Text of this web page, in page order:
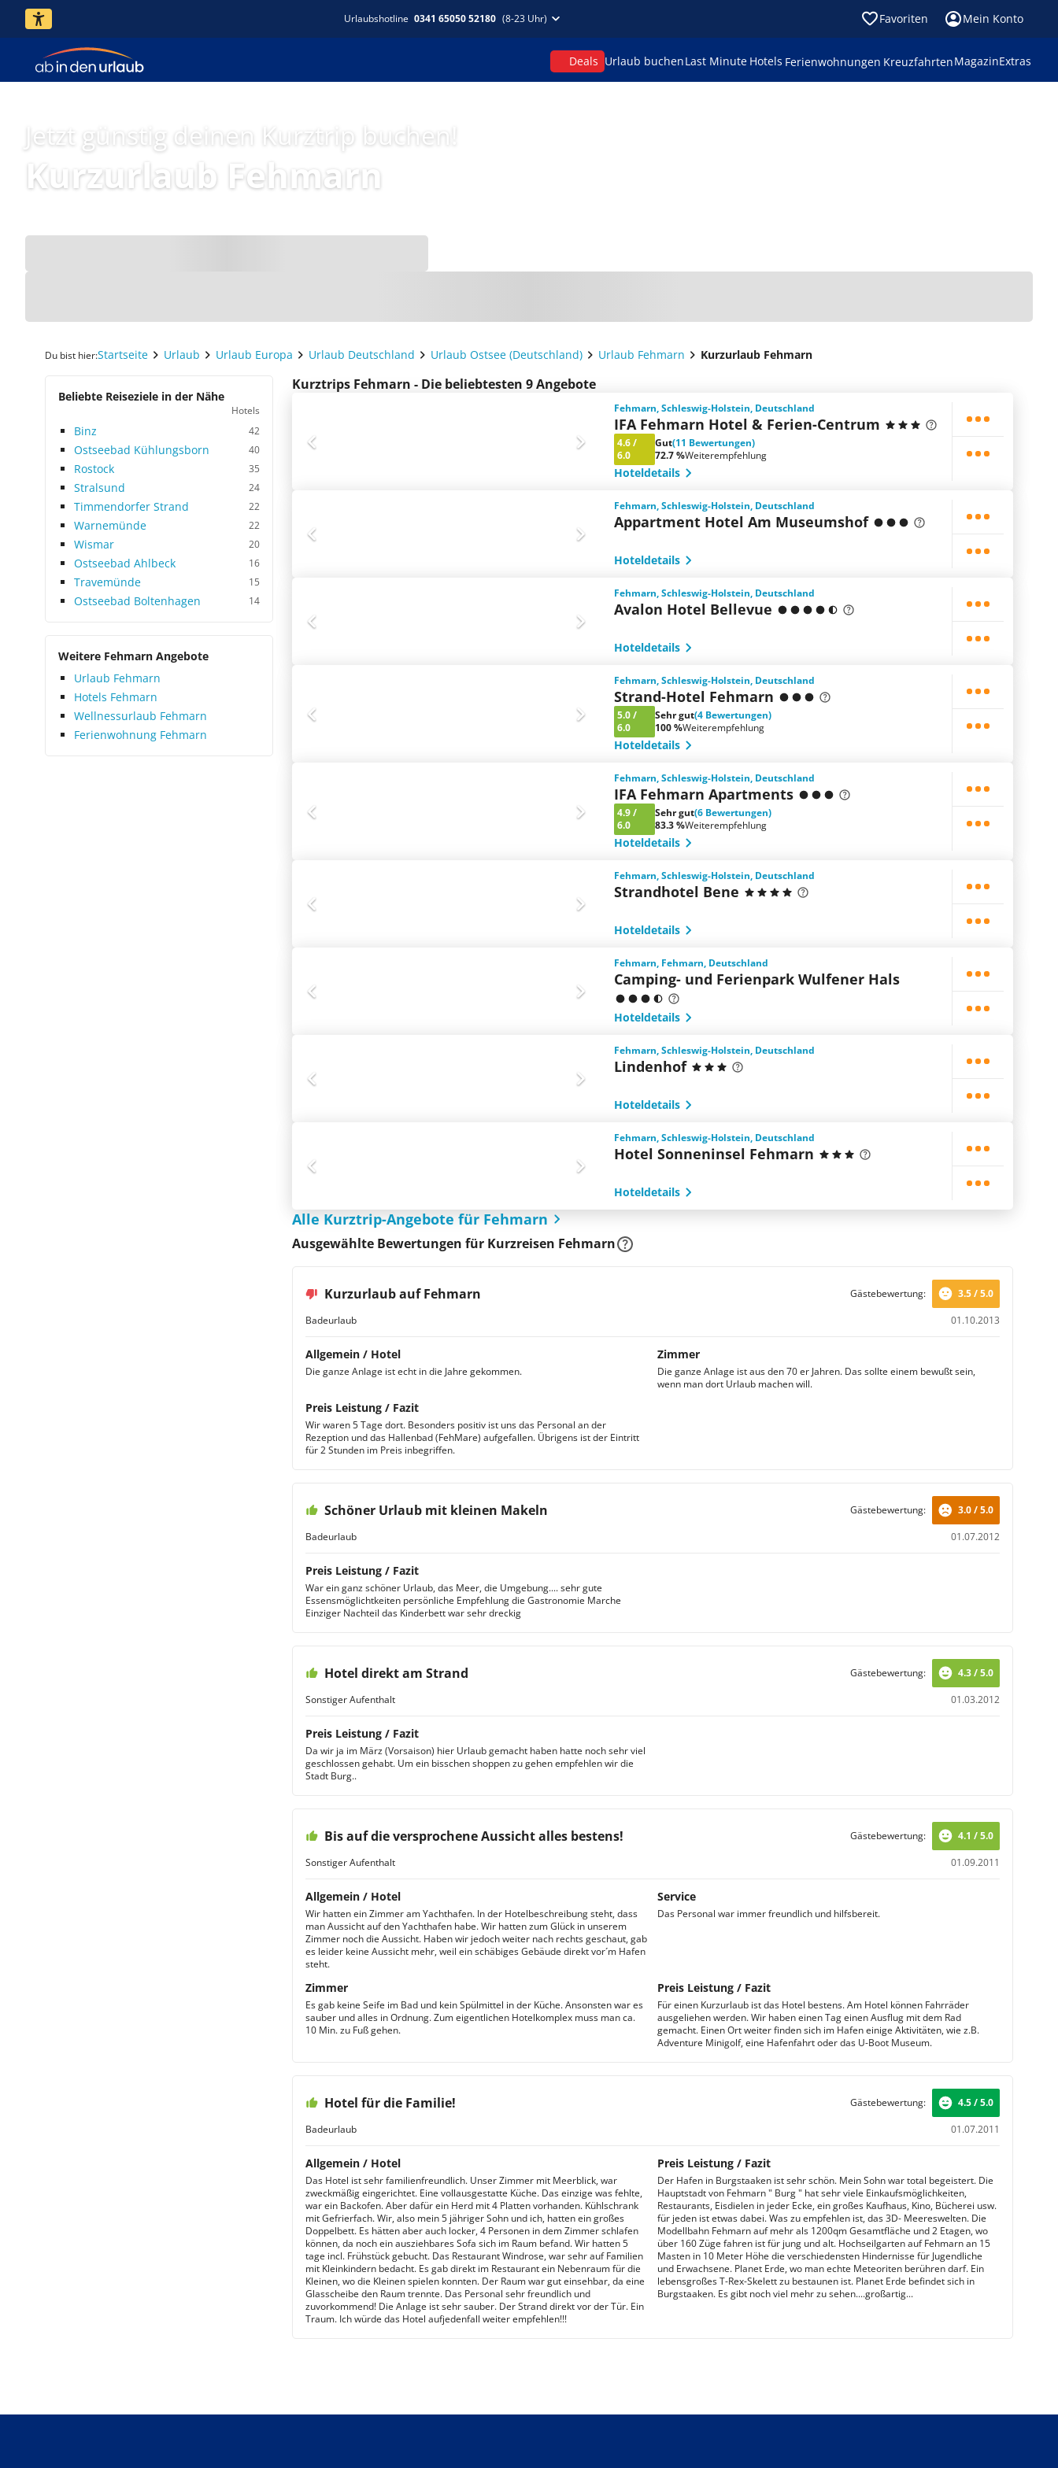
Urlaubshotline 0341 65050 52180 (8-23 Uhr) Favoriten Mein Konto
Deals Urlaub buchenLast Minute Hotels Ferienwohnungen KreuzfahrtenMagazinExtras
Jetzt günstig deinen Kurztrip buchen!
Kurzurlaub Fehmarn
Du bist hier:Startseite Urlaub Urlaub Europa Urlaub Deutschland Urlaub Ostsee (Deutschland) Urlaub Fehmarn Kurzurlaub Fehmarn
Beliebte Reiseziele in der Nähe
Hotels
Binz 42
Ostseebad Kühlungsborn 40
Rostock 35
Stralsund 24
Timmendorfer Strand 22
Warnemünde 22
Wismar 20
Ostseebad Ahlbeck 16
Travemünde 15
Ostseebad Boltenhagen 14
Weitere Fehmarn Angebote
Urlaub Fehmarn
Hotels Fehmarn
Wellnessurlaub Fehmarn
Ferienwohnung Fehmarn
Kurztrips Fehmarn - Die beliebtesten 9 Angebote
Fehmarn, Schleswig-Holstein, Deutschland
IFA Fehmarn Hotel & Ferien-Centrum
4.6/
6.0
Gut(11 Bewertungen)
72.7 %Weiterempfehlung
Hoteldetails
Fehmarn, Schleswig-Holstein, Deutschland
Appartment Hotel Am Museumshof
Hoteldetails
Fehmarn, Schleswig-Holstein, Deutschland
Avalon Hotel Bellevue
Hoteldetails
Fehmarn, Schleswig-Holstein, Deutschland
Strand-Hotel Fehmarn
5.0/
6.0
Sehr gut(4 Bewertungen)
100 %Weiterempfehlung
Hoteldetails
Fehmarn, Schleswig-Holstein, Deutschland
IFA Fehmarn Apartments
4.9/
6.0
Sehr gut(6 Bewertungen)
83.3 %Weiterempfehlung
Hoteldetails
Fehmarn, Schleswig-Holstein, Deutschland
Strandhotel Bene
Hoteldetails
Fehmarn, Fehmarn, Deutschland
Camping- und Ferienpark Wulfener Hals
Hoteldetails
Fehmarn, Schleswig-Holstein, Deutschland
Lindenhof
Hoteldetails
Fehmarn, Schleswig-Holstein, Deutschland
Hotel Sonneninsel Fehmarn
Hoteldetails
Alle Kurztrip-Angebote für Fehmarn
Ausgewählte Bewertungen für Kurzreisen Fehmarn
Kurzurlaub auf Fehmarn
Badeurlaub 01.10.2013
Gästebewertung: 3.5 / 5.0
Allgemein / Hotel
Die ganze Anlage ist echt in die Jahre gekommen.
Zimmer
Die ganze Anlage ist aus den 70 er Jahren. Das sollte einem bewußt sein,
wenn man dort Urlaub machen will.
Preis Leistung / Fazit
Wir waren 5 Tage dort. Besonders positiv ist uns das Personal an der
Rezeption und das Hallenbad (FehMare) aufgefallen. Übrigens ist der Eintritt
für 2 Stunden im Preis inbegriffen.
Schöner Urlaub mit kleinen Makeln
Badeurlaub 01.07.2012
Gästebewertung: 3.0 / 5.0
Preis Leistung / Fazit
War ein ganz schöner Urlaub, das Meer, die Umgebung.... sehr gute
Essensmöglichtkeiten persönliche Empfehlung die Gastronomie Marche
Einziger Nachteil das Kinderbett war sehr dreckig
Hotel direkt am Strand
Sonstiger Aufenthalt 01.03.2012
Gästebewertung: 4.3 / 5.0
Preis Leistung / Fazit
Da wir ja im März (Vorsaison) hier Urlaub gemacht haben hatte noch sehr viel
geschlossen gehabt. Um ein bisschen shoppen zu gehen empfehlen wir die
Stadt Burg..
Bis auf die versprochene Aussicht alles bestens!
Sonstiger Aufenthalt 01.09.2011
Gästebewertung: 4.1 / 5.0
Allgemein / Hotel
Wir hatten ein Zimmer am Yachthafen. In der Hotelbeschreibung steht, dass
man Aussicht auf den Yachthafen habe. Wir hatten zum Glück in unserem
Zimmer noch die Aussicht. Haben wir jedoch weiter nach rechts geschaut, gab
es leider keine Aussicht mehr, weil ein schäbiges Gebäude direkt vor´m Hafen
steht.
Service
Das Personal war immer freundlich und hilfsbereit.
Zimmer
Es gab keine Seife im Bad und kein Spülmittel in der Küche. Ansonsten war es
sauber und alles in Ordnung. Zum eigentlichen Hotelkomplex muss man ca.
10 Min. zu Fuß gehen.
Preis Leistung / Fazit
Für einen Kurzurlaub ist das Hotel bestens. Am Hotel können Fahrräder
ausgeliehen werden. Wir haben einen Tag einen Ausflug mit dem Rad
gemacht. Einen Ort weiter finden sich im Hafen einige Aktivitäten, wie z.B.
Adventure Minigolf, eine Hafenfahrt oder das U-Boot Museum.
Hotel für die Familie!
Badeurlaub 01.07.2011
Gästebewertung: 4.5 / 5.0
Allgemein / Hotel
Das Hotel ist sehr familienfreundlich. Unser Zimmer mit Meerblick, war
zweckmäßig eingerichtet. Eine vollausgestatte Küche. Das einzige was fehlte,
war ein Backofen. Aber dafür ein Herd mit 4 Platten vorhanden. Kühlschrank
mit Gefrierfach. Wir, also mein 5 jähriger Sohn und ich, hatten ein großes
Doppelbett. Es hätten aber auch locker, 4 Personen in dem Zimmer schlafen
können, da noch ein ausziehbares Sofa sich im Raum befand. Wir hatten 5
tage incl. Frühstück gebucht. Das Restaurant Windrose, war sehr auf Familien
mit Kleinkindern bedacht. Es gab direkt im Restaurant ein Nebenraum für die
Kleinen, wo die Kleinen spielen konnten. Der Raum war gut einsehbar, da eine
Glasscheibe den Raum trennte. Das Personal sehr freundlich und
zuvorkommend! Die Anlage ist sehr sauber. Der Strand direkt vor der Tür. Ein
Traum. Ich würde das Hotel aufjedenfall weiter empfehlen!!!
Preis Leistung / Fazit
Der Hafen in Burgstaaken ist sehr schön. Mein Sohn war total begeistert. Die
Hauptstadt von Fehmarn " Burg " hat sehr viele Einkaufsmöglichkeiten,
Restaurants, Eisdielen in jeder Ecke, ein großes Kaufhaus, Kino, Bücherei usw.
für jeden ist etwas dabei. Was zu empfehlen ist, das 3D- Meereswelten. Die
Modellbahn Fehmarn auf mehr als 1200qm Gesamtfläche und 2 Etagen, wo
über 160 Züge fahren ist für jung und alt. Hochseilgarten auf Fehmarn an 15
Masten in 10 Meter Höhe die verschiedensten Hindernisse für Jugendliche
und Erwachsene. Planet Erde, wo man echte Meteoriten berühren darf. Ein
lebensgroßes T-Rex-Skelett zu bestaunen ist. Planet Erde befindet sich in
Burgstaaken. Es gibt noch viel mehr zu sehen....großartig...